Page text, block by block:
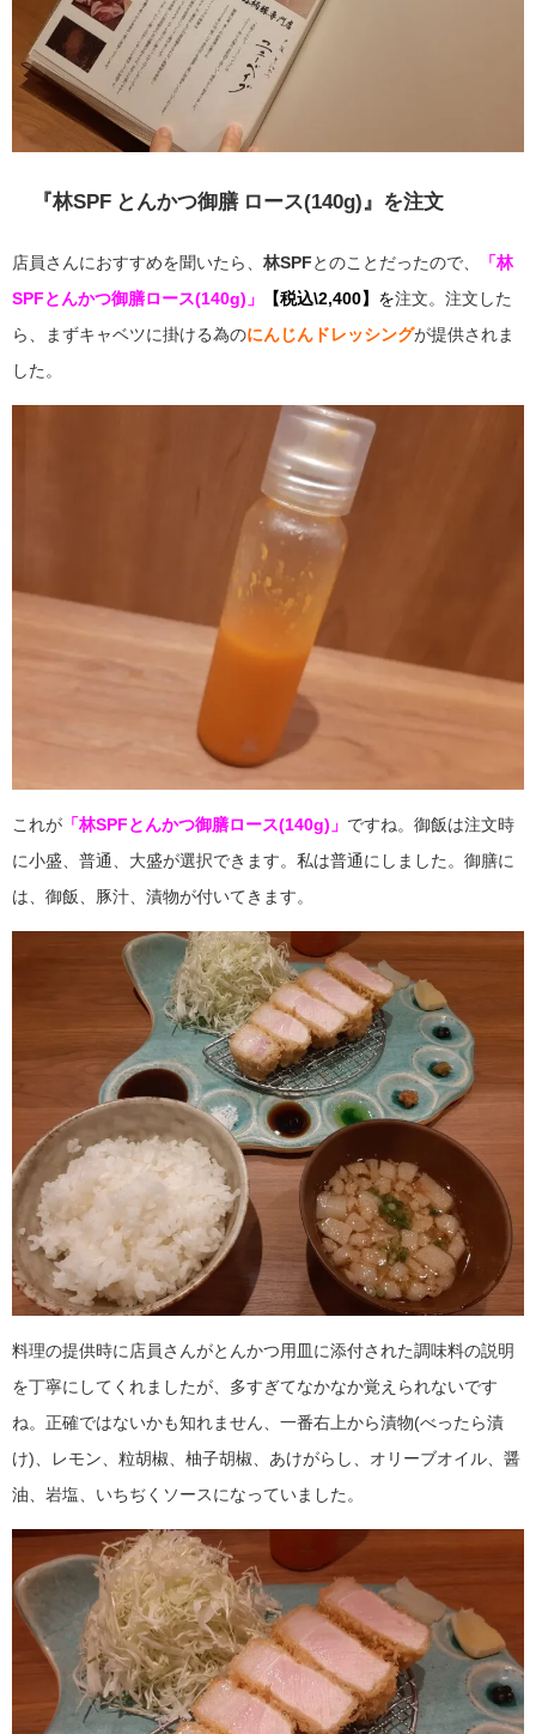
『林SPF とんかつ御膳 ロース(140g) 』 を注文
店員さんにおすすめを聞いたら、 林SPF とのことだったので、 「林
SPFとんかつ御膳ロース(140g)」 【税込\2,400】 を注文。注文した
ら、まずキャベツに掛ける為のにんじんドレッシングが提供されま
した。
これが 「林SPFとんかつ御膳ロース(140g)」 ですね。御飯は注文時
に小盛、普通、大盛が選択できます。私は普通にしました。御膳に
は、御飯、豚汁、漬物が付いてきます。
料理の提供時に店員さんがとんかつ用皿に添付された調味料の説明
を丁寧にしてくれましたが、多すぎてなかなか覚えられないです
ね。正確ではないかも知れません、一番右上から漬物(べったら漬
け)、レモン、粒胡椒、柚子胡椒、あけがらし、オリーブオイル、醤
油、岩塩、いちぢくソースになっていました。